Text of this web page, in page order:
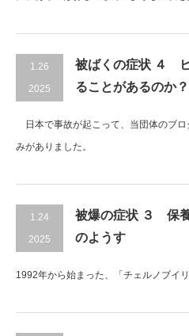
1.26
2025
被ばくの症状 ４
ることがあるのか？
日本で事故が起こって、当団体のブ
みがありました。
1.24
2025
被爆の症状 ３ 保
のようす
1992年から始まった、「チェルノブイ